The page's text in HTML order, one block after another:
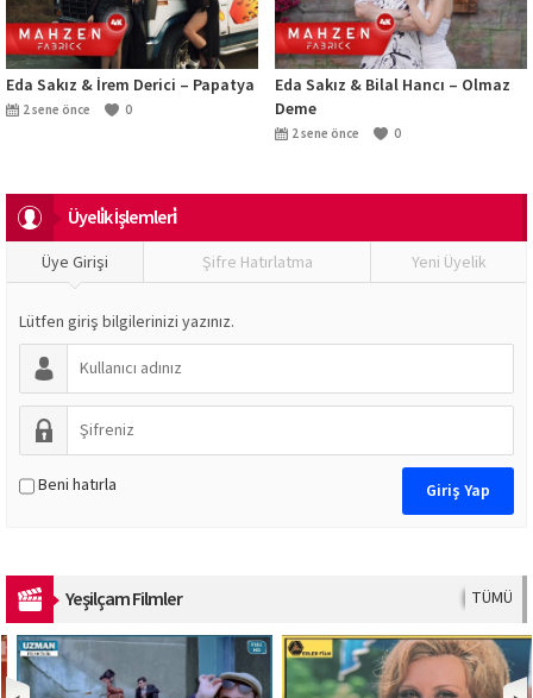
Eda Sakız & İrem Derici – Papatya
2 sene önce 0
Eda Sakız & Bilal Hancı – Olmaz
Deme
2 sene önce 0
Üyeli̇k İşlemleri̇
Üye Girişi Şifre Hatırlatma Yeni Üyelik
Lütfen giriş bilgilerinizi yazınız.
Beni hatırla
Yeşilçam Filmler TÜMÜ